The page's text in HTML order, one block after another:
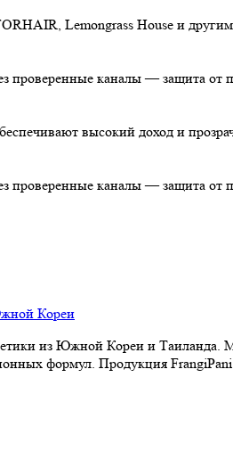
Lemongrass House и
проверенные каналы — защита от
высокий доход и
проверенные каналы — защита от
из Южной Кореи и Таиланда.
формул. Продукция